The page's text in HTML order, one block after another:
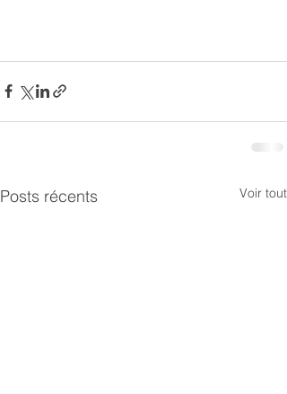
Posts récents Voir tout